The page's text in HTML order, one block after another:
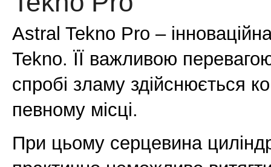
Astral Tekno Pro –
Tekno. ЇЇ важливою
спробі зламу здійснюється
певному місці.
При цьому серцевина